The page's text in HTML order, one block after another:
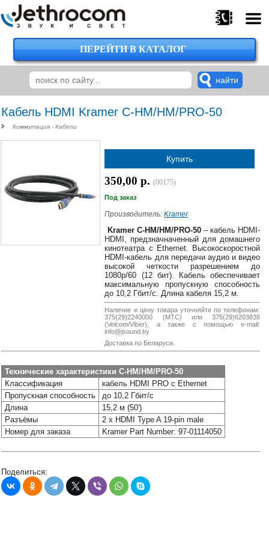
375
224-
00-
00
375
29
620-
38-
38
25-
38-
ПЕРЕЙТИ В КАТАЛОГ
Кабель HDMI Kramer C-HM/HM/PRO-50
Коммутация - Кабели
Купить
350,00 р.(00175)
Под заказ
Производитель:Kramer
Kramer C-HM/HM/PRO-50– кабель HDMI-
HDMI, предзначначенный для домашнего
кинотеатра с Ethernet. Высокоскоростной
HDMI-кабель для передачи аудио и видео
высокой четкости разрешением до
1080p/60 (12 бит). Кабель обеспечивает
максимальную пропускную способность
до 10,2 Гбит/с. Длина кабеля 15,2 м.
Наличие и цену товара уточняйте по телефонам:
375(29)2240000 (МТС) или 375(29)6203838
(Velcom/Viber), а также с помощью e-mail:
info@jsound.by
Доставка по Беларуси.
Технические характеристики C-HM/HM/PRO-50
Классификация
кабель HDMI PRO c Ethernet
Пропускная способность
до 10,2 Гбит/с
Длина
15,2 м (50')
Разъёмы
2 x HDMI Type A 19-pin male
Номер для заказа
Kramer Part Number: 97-01114050
Поделиться: